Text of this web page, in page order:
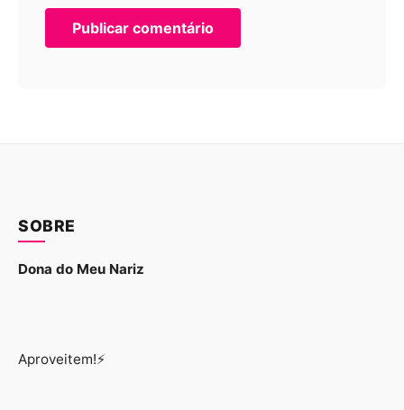
SOBRE
Dona do Meu Nariz
Aproveitem!⚡